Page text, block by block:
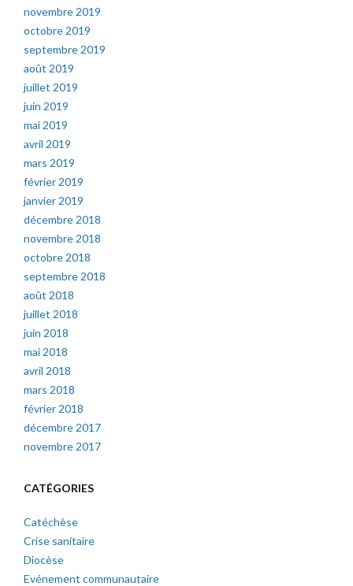
novembre 2019
octobre 2019
septembre 2019
août 2019
juillet 2019
juin 2019
mai 2019
avril 2019
mars 2019
février 2019
janvier 2019
décembre 2018
novembre 2018
octobre 2018
septembre 2018
août 2018
juillet 2018
juin 2018
mai 2018
avril 2018
mars 2018
février 2018
décembre 2017
novembre 2017
CATÉGORIES
Catéchèse
Crise sanitaire
Diocèse
Evénement communautaire